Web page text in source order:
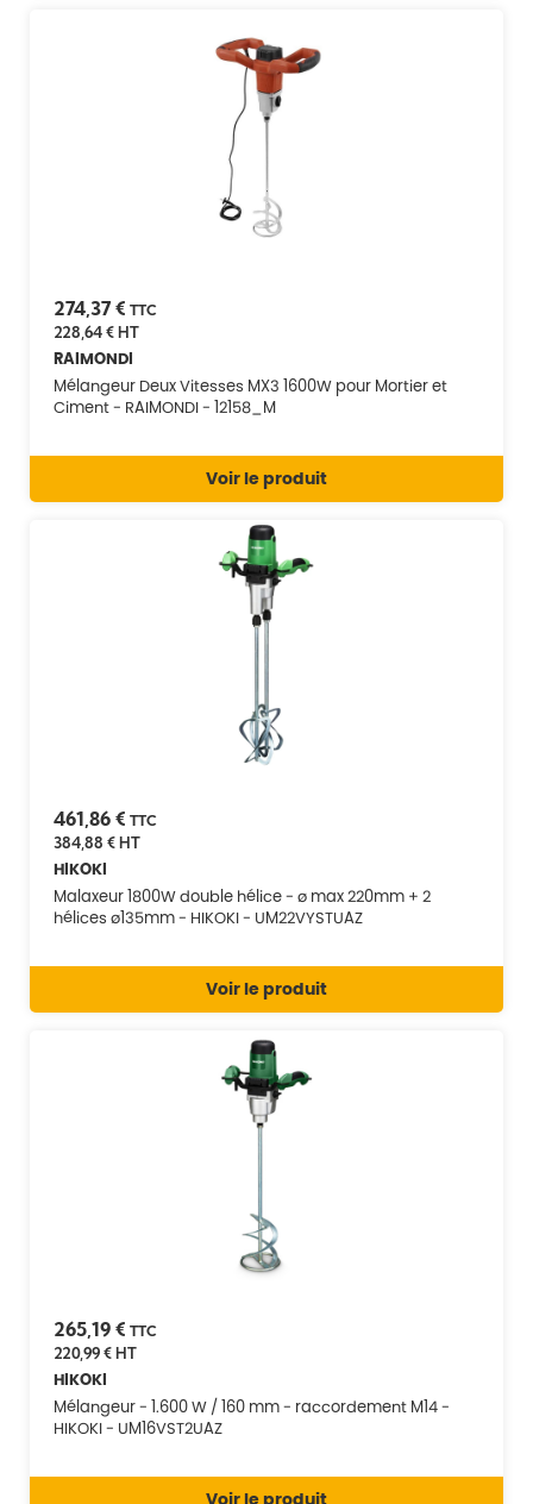
274,37 € TTC
228,64 €HT
RAIMONDI
Mélangeur Deux Vitesses MX3 1600W pour Mortier et
Ciment - RAIMONDI - 12158_M
Voir le produit
461,86 € TTC
384,88 €HT
HIKOKI
Malaxeur 1800W double hélice - ø max 220mm + 2
hélices ø135mm - HIKOKI - UM22VYSTUAZ
Voir le produit
265,19 € TTC
220,99 €HT
HIKOKI
Mélangeur - 1.600 W / 160 mm - raccordement M14 -
HIKOKI - UM16VST2UAZ
Voir le produit